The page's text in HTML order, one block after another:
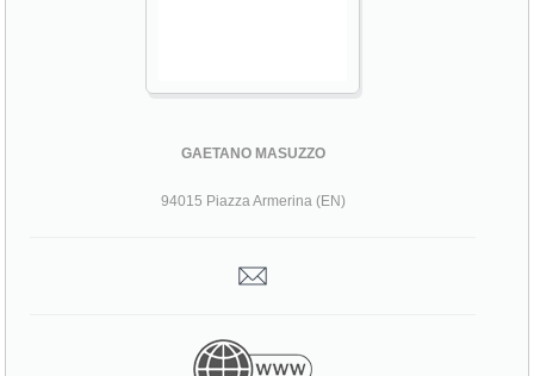
GAETANO MASUZZO
94015 Piazza Armerina (EN)